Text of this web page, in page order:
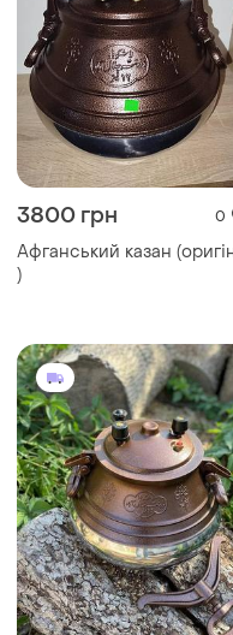
3800 грн 0
Афганський казан
)